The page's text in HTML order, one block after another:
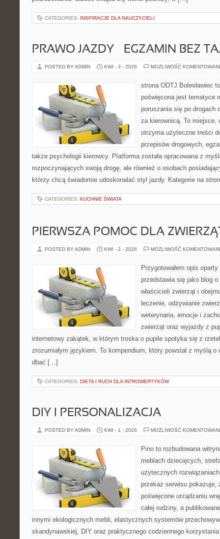
CATEGORIES: INSPIRACJE DLA NAUCZYCIELI
PRAWO JAZDY – EGZAMIN BEZ
POSTED BY ADMIN KWI - 3 - 2026 MOŻLIWOŚĆ
strona ODTJ Bolesławiec
poświęcona jest tematyce
poruszania się po drogach
za kierownicą. To miejsce,
otrzyma użyteczne treści
przepisów drogowych,
także psychologii kierowcy. Platforma została opracowana z
rozpoczynających swoją drogę, ale również o osobach
którzy chcą świadomie udoskonalać styl jazdy. Kategorie na
CATEGORIES: KUCHNIE ŚWIATA
PIERWSZA POMOC DLA
POSTED BY ADMIN KWI - 2 - 2026 MOŻLIWOŚĆ
Przygotowałem opis
przedstawia się jako blog
właścicieli zwierząt i
leczenie, odżywianie
weterynaria, emocje i
zwierząt oraz wyjazdy z
internetowy zakątek, w którym troska o pupile spotyka się z
zrozumiałym językiem. To kompendium, który powstał z myślą
dbać […]
CATEGORIES: DIETA I RUCH DLA INTROWERTYKÓW
DIY I PERSONALIZACJA
POSTED BY ADMIN KWI - 1 - 2026 MOŻLIWOŚĆ
Pino to rozbudowana
meblach dziecięcych,
użytecznych
przekaz serwisu pokazuje,
poświęcone urządzaniu
całej rodziny, a
innymi ekologicznych mebli, elastycznych systemów
skandynawskiej, DIY oraz praktycznego codziennego